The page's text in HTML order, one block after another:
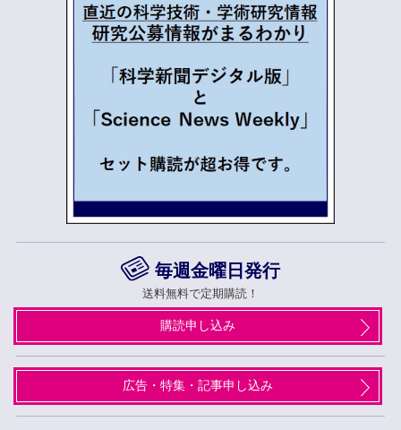
毎週金曜日発行
送料無料で定期購読！
購読申し込み
広告・特集・記事申し込み